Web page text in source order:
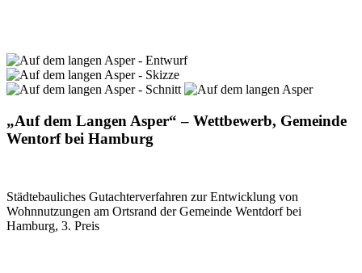
„Auf dem Langen Asper“ – Wettbewerb, Gemeinde
Wentorf bei Hamburg
Städtebauliches Gutachterverfahren zur Entwicklung von
Wohnnutzungen am Ortsrand der Gemeinde Wentdorf bei
Hamburg, 3. Preis